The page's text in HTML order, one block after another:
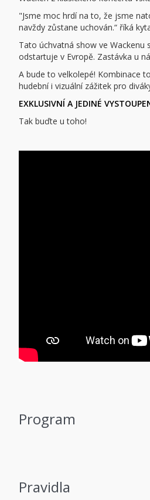
"Jsme moc hrdí na to, že jsme
navždy zůstane uchován.“ říká
Tato úchvatná show ve Wackenu
odstartuje v Evropě. Zastávka u
A bude to velkolepé! Kombinace
hudební i vizuální zážitek pro
EXKLUSIVNÍ A JEDINÉ
Tak buďte u toho!
Program
Pravidla